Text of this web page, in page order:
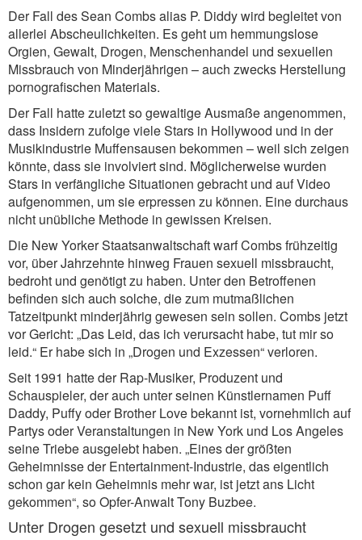
Der Fall des Sean Combs alias P. Diddy wird begleitet von
allerlei Abscheulichkeiten. Es geht um hemmungslose
Orgien, Gewalt, Drogen, Menschenhandel und sexuellen
Missbrauch von Minderjährigen – auch zwecks Herstellung
pornografischen Materials.
Der Fall hatte zuletzt so gewaltige Ausmaße angenommen,
dass Insidern zufolge viele Stars in Hollywood und in der
Musikindustrie Muffensausen bekommen – weil sich zeigen
könnte, dass sie involviert sind. Möglicherweise wurden
Stars in verfängliche Situationen gebracht und auf Video
aufgenommen, um sie erpressen zu können. Eine durchaus
nicht unübliche Methode in gewissen Kreisen.
Die New Yorker Staatsanwaltschaft warf Combs frühzeitig
vor, über Jahrzehnte hinweg Frauen sexuell missbraucht,
bedroht und genötigt zu haben. Unter den Betroffenen
befinden sich auch solche, die zum mutmaßlichen
Tatzeitpunkt minderjährig gewesen sein sollen. Combs jetzt
vor Gericht: „Das Leid, das ich verursacht habe, tut mir so
leid.“ Er habe sich in „Drogen und Exzessen“ verloren.
Seit 1991 hatte der Rap-Musiker, Produzent und
Schauspieler, der auch unter seinen Künstlernamen Puff
Daddy, Puffy oder Brother Love bekannt ist, vornehmlich auf
Partys oder Veranstaltungen in New York und Los Angeles
seine Triebe ausgelebt haben. „Eines der größten
Geheimnisse der Entertainment-Industrie, das eigentlich
schon gar kein Geheimnis mehr war, ist jetzt ans Licht
gekommen“, so Opfer-Anwalt Tony Buzbee.
Unter Drogen gesetzt und sexuell missbraucht